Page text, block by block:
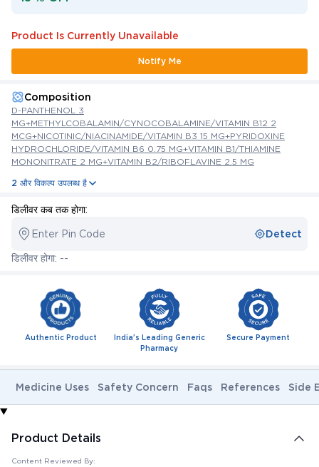
Product Is Currently Unavailable
Notify Me
Composition
D-PANTHENOL 3
MG+METHYLCOBALAMIN/CYNOCOBALAMINE/VITAMIN B12 2
MCG+NICOTINIC/NIACINAMIDE/VITAMIN B3 15 MG+PYRIDOXINE
HYDROCHLORIDE/VITAMIN B6 0.75 MG+VITAMIN B1/THIAMINE
MONONITRATE 2 MG+VITAMIN B2/RIBOFLAVINE 2.5 MG
2 और विकल्प उपलब्ध है
डिलीवर कब तक होगा:
Enter Pin Code Detect
डिलीवर होगा: --
Authentic Product
India's Leading Generic
Pharmacy
Secure Payment
Medicine Uses Safety Concern Faqs References Side
Product Details
Content Reviewed By: